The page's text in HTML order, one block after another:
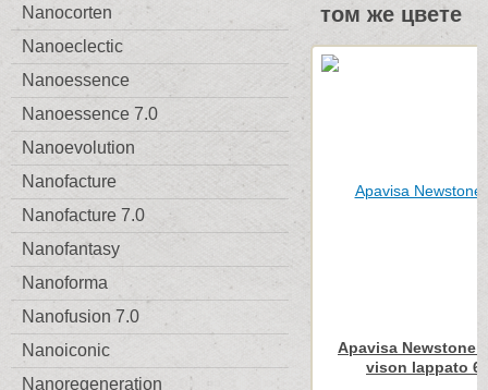
Nanocorten
Nanoeclectic
Nanoessence
Nanoessence 7.0
Nanoevolution
Nanofacture
Nanofacture 7.0
Nanofantasy
Nanoforma
Nanofusion 7.0
Nanoiconic
Nanoregeneration
том же цвете
Apavisa Newstone
vison lappato